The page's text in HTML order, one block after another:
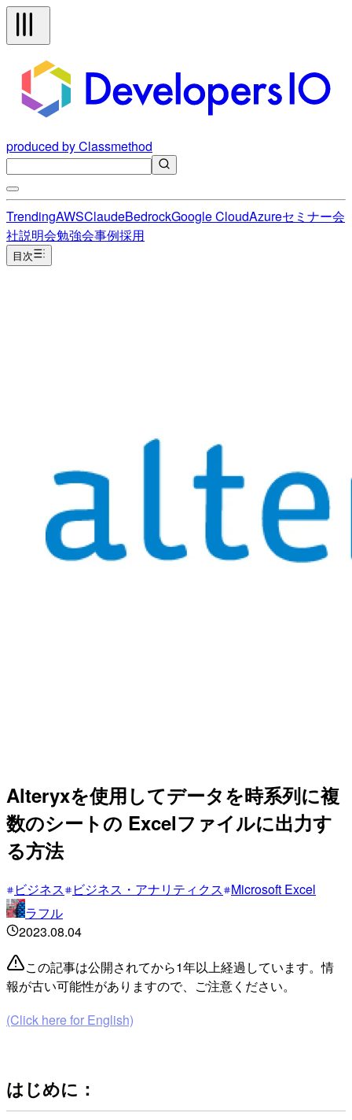
produced by Classmethod
TrendingAWSClaudeBedrockGoogle CloudAzureセミナー会
社説明会勉強会事例採用
目次
Alteryxを使用してデータを時系列に複
数のシートの Excelファイルに出力す
る方法
ビジネス ビジネス・アナリティクス Microsoft Excel
ラフル
2023.08.04
この記事は公開されてから1年以上経過しています。情
報が古い可能性がありますので、ご注意ください。
(Click here for English)
はじめに：